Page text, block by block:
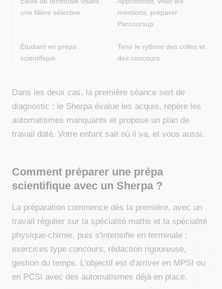
une filière sélective
mentions, préparer
Parcoursup
Étudiant en prépa
scientifique
Tenir le rythme des colles et
des concours
Dans les deux cas, la première séance sert de
diagnostic : le Sherpa évalue les acquis, repère les
automatismes manquants et propose un plan de
travail daté. Votre enfant sait où il va, et vous aussi.
Comment préparer une prépa
scientifique avec un Sherpa ?
La préparation commence dès la première, avec un
travail régulier sur la spécialité maths et la spécialité
physique-chimie, puis s'intensifie en terminale :
exercices type concours, rédaction rigoureuse,
gestion du temps. L'objectif est d'arriver en MPSI ou
en PCSI avec des automatismes déjà en place.